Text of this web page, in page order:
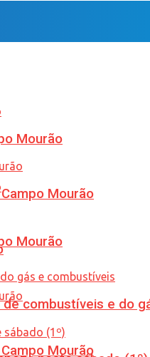
Mourão
Mourão
Mourão
Mourão
combustíveis e do